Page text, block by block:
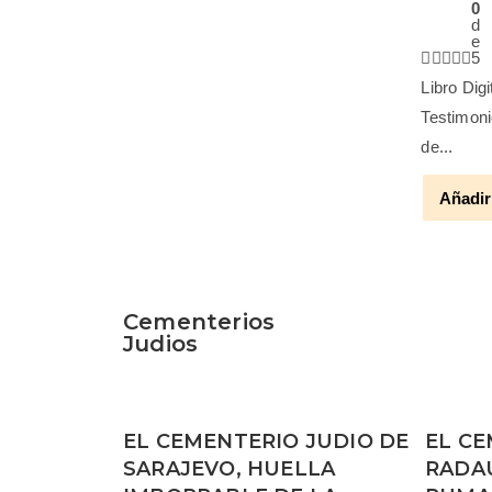
0
d
e
5
Libro
de...
Cementerios
Judios
EL CEMENTERIO JUDIO DE
SARAJEVO, HUELLA
EL